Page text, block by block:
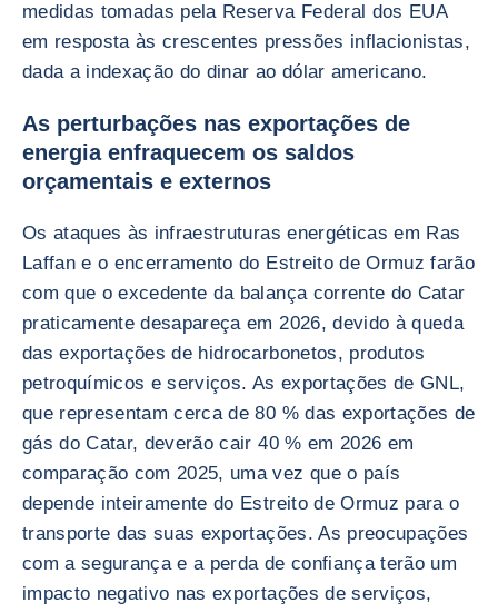
medidas tomadas pela Reserva Federal dos EUA
em resposta às crescentes pressões inflacionistas,
dada a indexação do dinar ao dólar americano.
As perturbações nas exportações de
energia enfraquecem os saldos
orçamentais e externos
Os ataques às infraestruturas energéticas em Ras
Laffan e o encerramento do Estreito de Ormuz farão
com que o excedente da balança corrente do Catar
praticamente desapareça em 2026, devido à queda
das exportações de hidrocarbonetos, produtos
petroquímicos e serviços. As exportações de GNL,
que representam cerca de 80 % das exportações de
gás do Catar, deverão cair 40 % em 2026 em
comparação com 2025, uma vez que o país
depende inteiramente do Estreito de Ormuz para o
transporte das suas exportações. As preocupações
com a segurança e a perda de confiança terão um
impacto negativo nas exportações de serviços,